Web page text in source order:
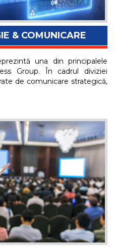
& COMUNICARE
una din principalele
Group. În cadrul diviziei
de comunicare strategică,